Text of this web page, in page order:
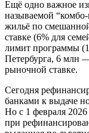
Ещё одно важное
называемой
жильё по
ставке (6% для
лимит программы
Петербурга, 6 млн
рыночной ставке.
Сегодня
банками к выдаче
Но с 1 февраля 2026
при